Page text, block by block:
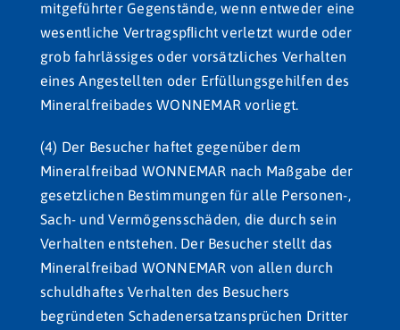
mitgeführter Gegenstände, wenn entweder eine
wesentliche Vertragspﬂicht verletzt wurde oder
grob fahrlässiges oder vorsätzliches Verhalten
eines Angestellten oder Erfüllungsgehilfen des
Mineralfreibades WONNEMAR vorliegt.
(4) Der Besucher haftet gegenüber dem
Mineralfreibad WONNEMAR nach Maßgabe der
gesetzlichen Bestimmungen für alle Personen-,
Sach- und Vermögensschäden, die durch sein
Verhalten entstehen. Der Besucher stellt das
Mineralfreibad WONNEMAR von allen durch
schuldhaftes Verhalten des Besuchers
begründeten Schadenersatzansprüchen Dritter